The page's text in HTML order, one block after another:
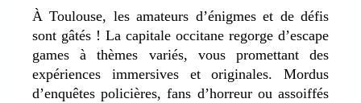
À Toulouse, les amateurs d’énigmes et de défis
sont gâtés ! La capitale occitane regorge d’escape
games à thèmes variés, vous promettant des
expériences immersives et originales. Mordus
d’enquêtes policières, fans d’horreur ou assoiffés